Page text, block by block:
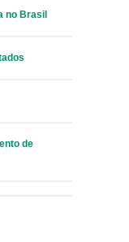
no Brasil
de